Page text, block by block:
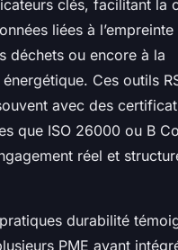
clés, facilitant la
liées à
déchets ou encore à la
Ces outils
avec des
que ISO 26000 ou B
réel et
durabilité
PME ayant